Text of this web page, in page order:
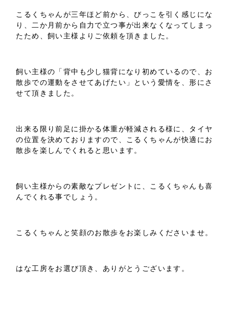
こるくちゃんが三年ほど前から、びっこを引く感じにな
り、二か月前から自力で立つ事が出来なくなってしまっ
たため、飼い主様よりご依頼を頂きました。
飼い主様の「背中も少し猫背になり初めているので、お
散歩での運動をさせてあげたい」という愛情を、形にさ
せて頂きました。
出来る限り前足に掛かる体重が軽減される様に、タイヤ
の位置を決めておりますので、こるくちゃんが快適にお
散歩を楽しんでくれると思います。
飼い主様からの素敵なプレゼントに、こるくちゃんも喜
んでくれる事でしょう。
こるくちゃんと笑顔のお散歩をお楽しみくださいませ。
はな工房をお選び頂き、ありがとうございます。